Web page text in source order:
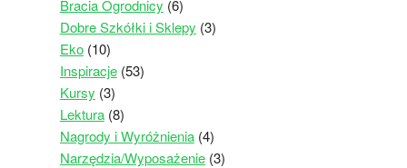
Bracia Ogrodnicy (6)
Dobre Szkółki i Sklepy (3)
Eko(10)
Inspiracje(53)
Kursy (3)
Lektura(8)
Nagrody i Wyróżnienia(4)
Narzędzia/Wyposażenie(3)